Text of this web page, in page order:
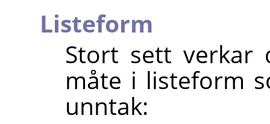
Listeform
Stort sett verkar
måte i listeform
unntak: